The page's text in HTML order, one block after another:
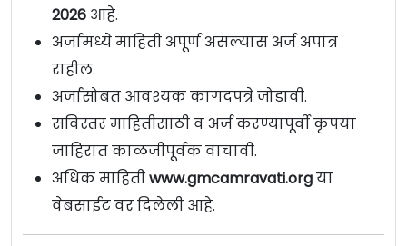
2026 आहे.
अर्जामध्ये माहिती अपूर्ण असल्यास अर्ज अपात्र
राहील.
अर्जासोबत आवश्यक कागदपत्रे जोडावी.
सविस्तर माहितीसाठी व अर्ज करण्यापूर्वी कृपया
जाहिरात काळजीपूर्वक वाचावी.
अधिक माहितीwww.gmcamravati.orgया
वेबसाईट वर दिलेली आहे.